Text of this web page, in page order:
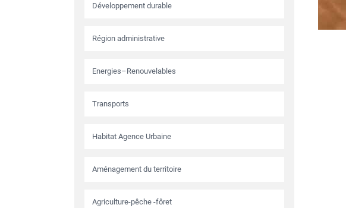
Développement durable
Région administrative
Energies–Renouvelables
Transports
Habitat Agence Urbaine
Aménagement du territoire
Agriculture-pêche -fôret